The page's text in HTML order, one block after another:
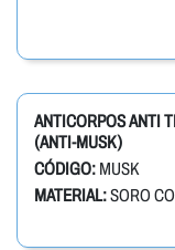
ANTICORPOS ANTI
(ANTI-MUSK)
CÓDIGO: MUSK
MATERIAL:SORO